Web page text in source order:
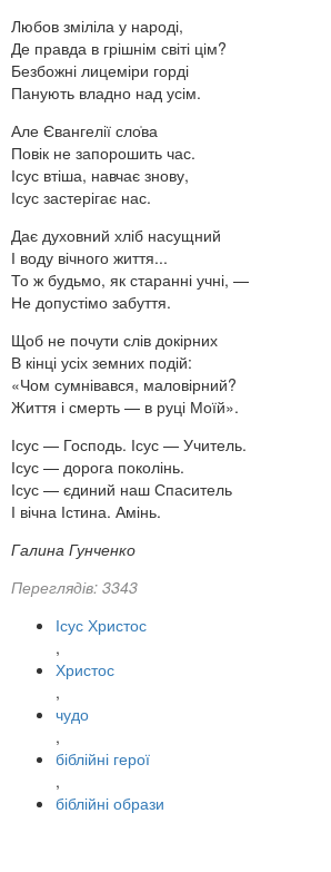
Любов зміліла у народі,
Де правда в грішнім світі цім?
Безбожні лицеміри горді
Панують владно над усім.
Але Євангелії сло̍ва
Повік не запорошить час.
Ісус втіша, навчає знову,
Ісус застерігає нас.
Дає духовний хліб насущний
І воду вічного життя...
То ж будьмо, як старанні учні, —
Не допустімо забуття.
Щоб не почути слів докірних
В кінці усіх земних подій:
«Чом сумнівався, маловірний?
Життя і смерть — в руці Моїй».
Ісус — Господь. Ісус — Учитель.
Ісус — дорога поколінь.
Ісус — єдиний наш Спаситель
І вічна Істина. Амінь.
Галина Гунченко
Переглядів: 3343
Ісус Христос
,
Христос
,
чудо
,
біблійні герої
,
біблійні образи